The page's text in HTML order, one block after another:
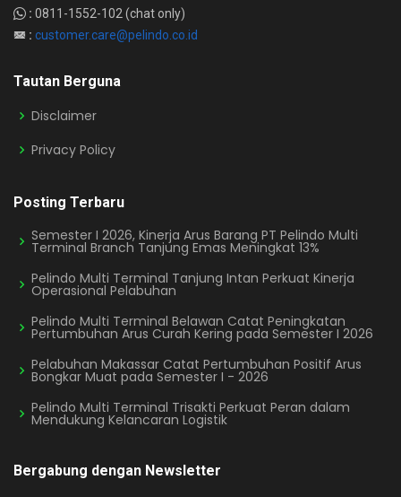
: 0811-1552-102 (chat only)
: customer.care@pelindo.co.id
Tautan Berguna
Disclaimer
Privacy Policy
Posting Terbaru
Semester I 2026, Kinerja Arus Barang PT Pelindo Multi
Terminal Branch Tanjung Emas Meningkat 13%
Pelindo Multi Terminal Tanjung Intan Perkuat Kinerja
Operasional Pelabuhan
Pelindo Multi Terminal Belawan Catat Peningkatan
Pertumbuhan Arus Curah Kering pada Semester I 2026
Pelabuhan Makassar Catat Pertumbuhan Positif Arus
Bongkar Muat pada Semester I - 2026
Pelindo Multi Terminal Trisakti Perkuat Peran dalam
Mendukung Kelancaran Logistik
Bergabung dengan Newsletter